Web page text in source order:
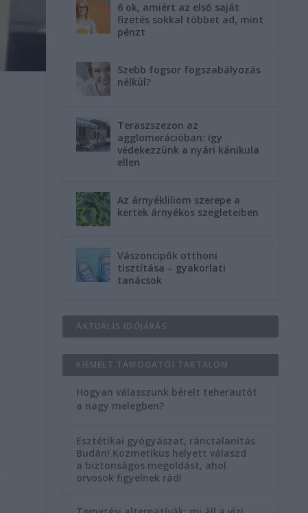
6 ok, amiért az első saját
fizetés sokkal többet ad, mint
pénzt
Szebb fogsor fogszabályozás
nélkül?
Teraszszezon az
agglomerációban: így
védekezzünk a nyári kánikula
ellen
Az árnyékliliom szerepe a
kertek árnyékos szegleteiben
Vászoncipők otthoni
tisztítása – gyakorlati
tanácsok
AKTUÁLIS IDŐJÁRÁS
KIEMELT TÁMOGATÓI TARTALOM
Hogyan válasszunk bérelt teherautót
a nagy melegben?
Esztétikai gyógyászat, ránctalanítás
Budán! Kozmetikus helyett válaszd
a biztonságos megoldást, ahol
orvosok figyelnek rád!